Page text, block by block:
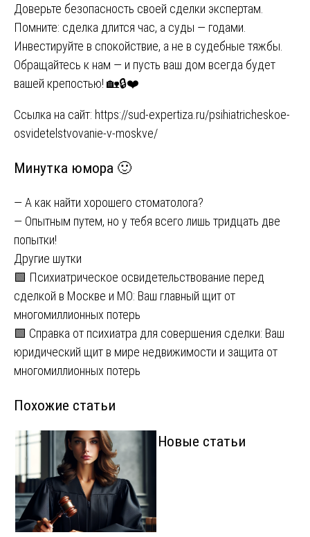
Доверьте безопасность своей сделки экспертам.
Помните: сделка длится час, а суды — годами.
Инвестируйте в спокойствие, а не в судебные тяжбы.
Обращайтесь к нам — и пусть ваш дом всегда будет
вашей крепостью! 🏡🔒❤️
Ссылка на сайт: https://sud-expertiza.ru/psihiatricheskoe-
osvidetelstvovanie-v-moskve/
Минутка юмора 🙂
— А как найти хорошего стоматолога?
— Опытным путем, но у тебя всего лишь тридцать две
попытки!
Другие шутки
Навигация
по
записям
🟩 Психиатрическое освидетельствование перед
сделкой в Москве и МО: Ваш главный щит от
многомиллионных потерь
🟩 Справка от психиатра для совершения сделки: Ваш
юридический щит в мире недвижимости и защита от
многомиллионных потерь
Похожие статьи
Новые статьи